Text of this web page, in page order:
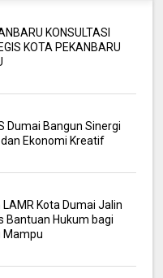
KONSULTASI
KOTA PEKANBARU
Dumai Bangun Sinergi
Ekonomi Kreatif
Kota Dumai Jalin
Bantuan Hukum bagi
Mampu